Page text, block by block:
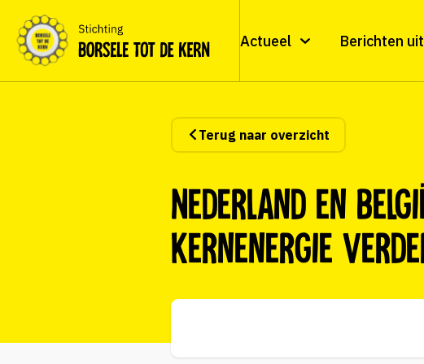
Actueel Berichten
Terug naar overzicht
Nederland en
kernenergie